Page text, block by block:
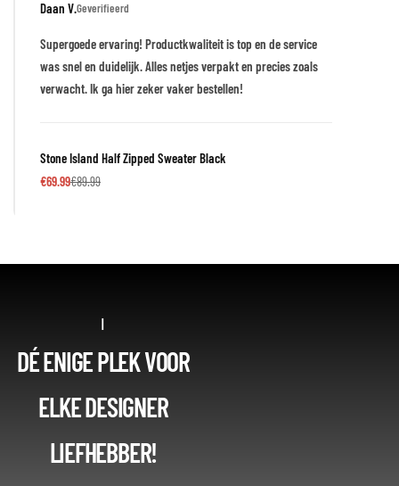
Daan V.Geverifieerd
Supergoede ervaring! Productkwaliteit is top en de service
was snel en duidelijk. Alles netjes verpakt en precies zoals
verwacht. Ik ga hier zeker vaker bestellen!
Stone Island Half Zipped Sweater Black
€89.99
€69.99
|
DÉ ENIGE PLEK VOOR
ELKE DESIGNER
LIEFHEBBER!